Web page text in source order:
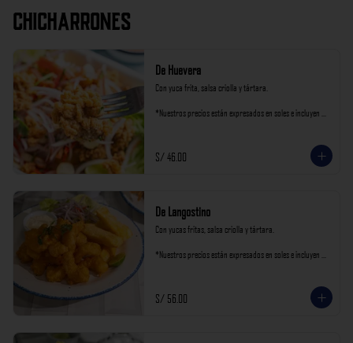
Chicharrones
De Huevera
Con yuca frita, salsa criolla y tártara.
*Nuestros precios están expresados en soles e incluyen
S/ 46.00
De Langostino
Con yucas fritas, salsa criolla y tártara.
*Nuestros precios están expresados en soles e incluyen
S/ 56.00